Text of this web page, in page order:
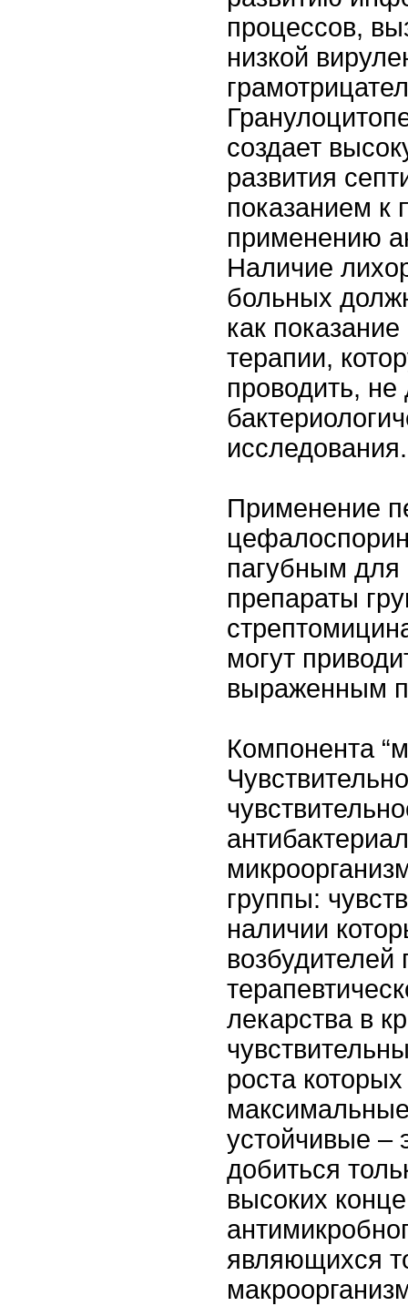
процессов,
низкой
создает
развития
показанием к
применению
Наличие
больных
как
терапии,
проводить,
исследования.
Применение
пагубным
препараты
могут
выраженным
Компонента
группы:
наличии
лекарства в
роста
устойчивые
добиться
высоких
являющихся